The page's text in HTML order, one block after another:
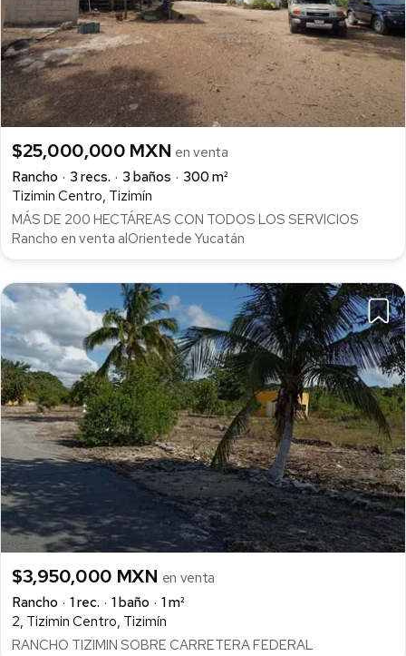
$25,000,000 MXN en venta
Rancho
3 recs. 3 baños
300 m²
Tizimin Centro, Tizimín
MÁS DE 200 HECTÁREAS CON TODOS LOS SERVICIOS
Rancho en venta alOrientede Yucatán
$3,950,000 MXN en venta
Rancho
1 rec. 1 baño
1 m²
2, Tizimin Centro, Tizimín
RANCHO TIZIMIN SOBRE CARRETERA FEDERAL